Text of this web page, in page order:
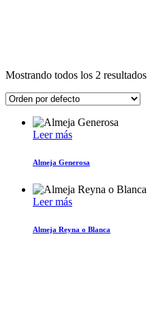
Mostrando todos los 2 resultados
Leer más
Almeja Generosa
Leer más
Almeja Reyna o Blanca